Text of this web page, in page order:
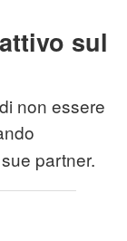
sul
non essere
partner.